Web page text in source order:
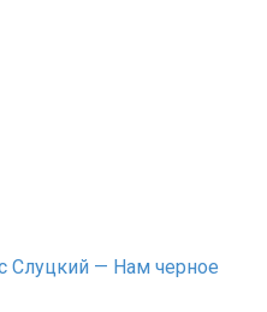
Слуцкий — Нам черное